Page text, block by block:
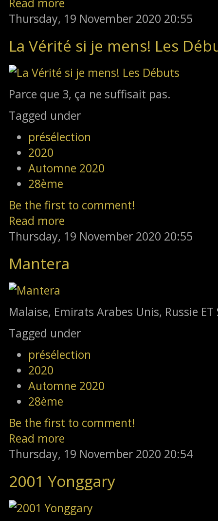
Thursday, 19 November 2020 20:55
La Vérité si je mens! Les
Parce que 3, ça ne suffisait pas.
Tagged under
présélection
2020
Automne 2020
28ème
Be the first to comment!
Read more
Thursday, 19 November 2020 20:55
Mantera
Malaise, Emirats Arabes Unis, Russie ET
Tagged under
présélection
2020
Automne 2020
28ème
Be the first to comment!
Read more
Thursday, 19 November 2020 20:54
2001 Yonggary